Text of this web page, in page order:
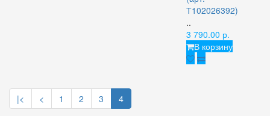
Т102026392)
..
3 790.00 р.
В корзину
|< < 1 2 3 4